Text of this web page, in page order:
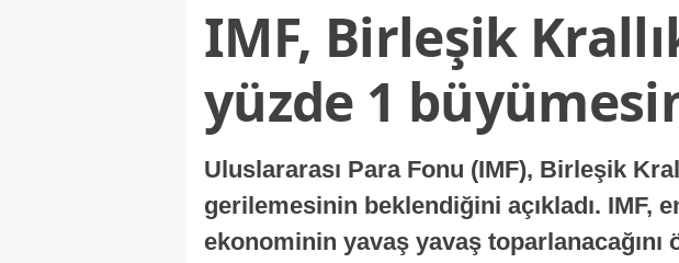
IMF, Birleşik
yüzde 1
Uluslararası Para Fonu (IMF), Birleşik
gerilemesinin beklendiğini açıkladı. IMF,
ekonominin yavaş yavaş